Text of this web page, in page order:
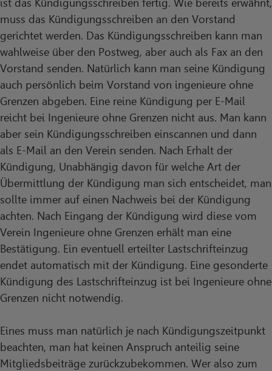
ist das Kündigungsschreiben fertig. Wie bereits erwähnt,
muss das Kündigungsschreiben an den Vorstand
gerichtet werden. Das Kündigungsschreiben kann man
wahlweise über den Postweg, aber auch als Fax an den
Vorstand senden. Natürlich kann man seine Kündigung
auch persönlich beim Vorstand von ingenieure ohne
Grenzen abgeben. Eine reine Kündigung per E-Mail
reicht bei Ingenieure ohne Grenzen nicht aus. Man kann
aber sein Kündigungsschreiben einscannen und dann
als E-Mail an den Verein senden. Nach Erhalt der
Kündigung, Unabhängig davon für welche Art der
Übermittlung der Kündigung man sich entscheidet, man
sollte immer auf einen Nachweis bei der Kündigung
achten. Nach Eingang der Kündigung wird diese vom
Verein Ingenieure ohne Grenzen erhält man eine
Bestätigung. Ein eventuell erteilter Lastschrifteinzug
endet automatisch mit der Kündigung. Eine gesonderte
Kündigung des Lastschrifteinzug ist bei Ingenieure ohne
Grenzen nicht notwendig.
Eines muss man natürlich je nach Kündigungszeitpunkt
beachten, man hat keinen Anspruch anteilig seine
Mitgliedsbeiträge zurückzubekommen. Wer also zum